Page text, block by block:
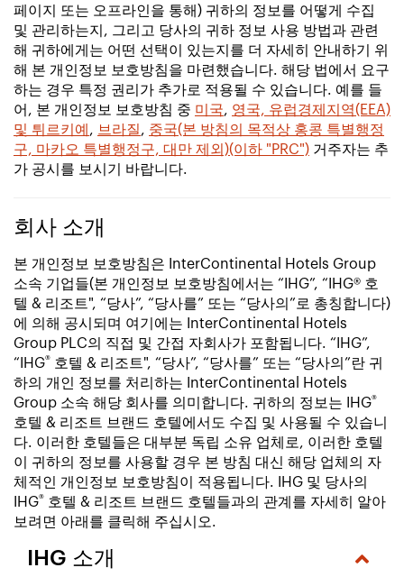
페이지 또는 오프라인을 통해) 귀하의 정보를 어떻게 수집
및 관리하는지, 그리고 당사의 귀하 정보 사용 방법과 관련
해 귀하에게는 어떤 선택이 있는지를 더 자세히 안내하기 위
해 본 개인정보 보호방침을 마련했습니다. 해당 법에서 요구
하는 경우 특정 권리가 추가로 적용될 수 있습니다. 예를 들
어, 본 개인정보 보호방침 중 미국, 영국, 유럽경제지역(EEA)
및 튀르키예 , 브라질, 중국(본 방침의 목적상 홍콩 특별행정
구, 마카오 특별행정구, 대만 제외)(이하 "PRC") 거주자는 추
가 공시를 보시기 바랍니다.
회사 소개
본 개인정보 보호방침은 InterContinental Hotels Group
소속 기업들(본 개인정보 보호방침에서는 “IHG”, “IHG® 호
텔 & 리조트", “당사”, “당사를” 또는 “당사의”로 총칭합니다)
에 의해 공시되며 여기에는 InterContinental Hotels
Group PLC의 직접 및 간접 자회사가 포함됩니다. “IHG”,
“IHG® 호텔 & 리조트", “당사”, “당사를” 또는 “당사의”란 귀
하의 개인 정보를 처리하는 InterContinental Hotels
Group 소속 해당 회사를 의미합니다. 귀하의 정보는 IHG®
호텔 & 리조트 브랜드 호텔에서도 수집 및 사용될 수 있습니
다. 이러한 호텔들은 대부분 독립 소유 업체로, 이러한 호텔
이 귀하의 정보를 사용할 경우 본 방침 대신 해당 업체의 자
체적인 개인정보 보호방침이 적용됩니다. IHG 및 당사의
IHG® 호텔 & 리조트 브랜드 호텔들과의 관계를 자세히 알아
보려면 아래를 클릭해 주십시오.
IHG 소개